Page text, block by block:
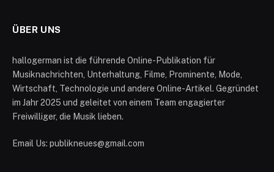
ÜBER UNS
hallogerman ist die führende Online-Publikation für
Musiknachrichten, Unterhaltung, Filme, Prominente, Mode,
Wirtschaft, Technologie und andere Online-Artikel. Gegründet
im Jahr 2025 und geleitet von einem Team engagierter
Freiwilliger, die Musik lieben.
Email Us: publikneues@gmail.com